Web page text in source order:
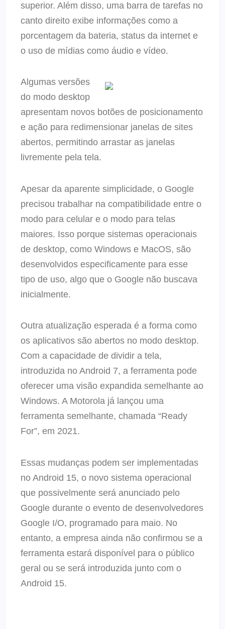
superior. Além disso, uma barra de tarefas no
canto direito exibe informações como a
porcentagem da bateria, status da internet e
o uso de mídias como áudio e vídeo.
Algumas versões
do modo desktop
apresentam novos botões de posicionamento
e ação para redimensionar janelas de sites
abertos, permitindo arrastar as janelas
livremente pela tela.
Apesar da aparente simplicidade, o Google
precisou trabalhar na compatibilidade entre o
modo para celular e o modo para telas
maiores. Isso porque sistemas operacionais
de desktop, como Windows e MacOS, são
desenvolvidos especificamente para esse
tipo de uso, algo que o Google não buscava
inicialmente.
Outra atualização esperada é a forma como
os aplicativos são abertos no modo desktop.
Com a capacidade de dividir a tela,
introduzida no Android 7, a ferramenta pode
oferecer uma visão expandida semelhante ao
Windows. A Motorola já lançou uma
ferramenta semelhante, chamada “Ready
For”, em 2021.
Essas mudanças podem ser implementadas
no Android 15, o novo sistema operacional
que possivelmente será anunciado pelo
Google durante o evento de desenvolvedores
Google I/O, programado para maio. No
entanto, a empresa ainda não confirmou se a
ferramenta estará disponível para o público
geral ou se será introduzida junto com o
Android 15.